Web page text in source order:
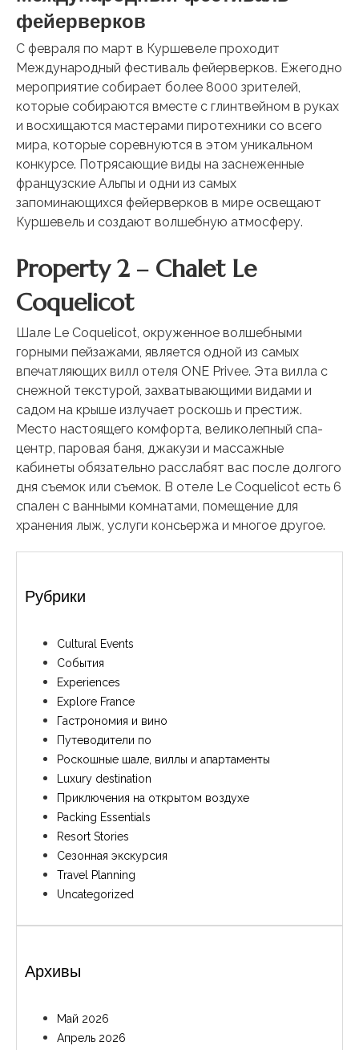
фейерверков
С февраля по март в Куршевеле проходит
Международный фестиваль фейерверков. Ежегодно
мероприятие собирает более 8000 зрителей,
которые собираются вместе с глинтвейном в руках
и восхищаются мастерами пиротехники со всего
мира, которые соревнуются в этом уникальном
конкурсе. Потрясающие виды на заснеженные
французские Альпы и одни из самых
запоминающихся фейерверков в мире освещают
Куршевель и создают волшебную атмосферу.
Property 2 – Chalet Le
Coquelicot
Шале Le Coquelicot, окруженное волшебными
горными пейзажами, является одной из самых
впечатляющих вилл отеля ONE Privee. Эта вилла с
снежной текстурой, захватывающими видами и
садом на крыше излучает роскошь и престиж.
Место настоящего комфорта, великолепный спа-
центр, паровая баня, джакузи и массажные
кабинеты обязательно расслабят вас после долгого
дня съемок или съемок. В отеле Le Coquelicot есть 6
спален с ванными комнатами, помещение для
хранения лыж, услуги консьержа и многое другое.
Рубрики
Cultural Events
События
Experiences
Explore France
Гастрономия и вино
Путеводители по
Роскошные шале, виллы и апартаменты
Luxury destination
Приключения на открытом воздухе
Packing Essentials
Resort Stories
Сезонная экскурсия
Travel Planning
Uncategorized
Архивы
Май 2026
Апрель 2026